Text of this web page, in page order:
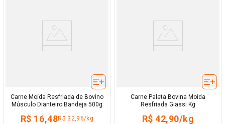
Carne Moída Resfriada de Bovino
Músculo Dianteiro Bandeja 500g
R$ 16,48R$ 32,96/kg
Carne Paleta Bovina Moída
Resfriada Giassi Kg
R$ 42,90/kg